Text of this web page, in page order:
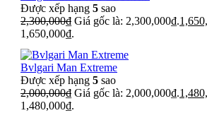
Được xếp hạng 5 sao
2,300,000₫ Giá gốc là: 2,300,000₫.
1,650,000₫.
Bvlgari Man Extreme
Được xếp hạng 5 sao
2,000,000₫ Giá gốc là: 2,000,000₫.
1,480,000₫.